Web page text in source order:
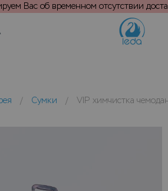
Вас об временном отсутствии
/ Сумки / VIP химчистка